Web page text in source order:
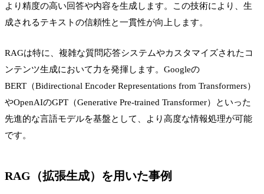
より精度の高い回答や内容を生成します。この技術により、生
成されるテキストの信頼性と一貫性が向上します。
RAGは特に、複雑な質問応答システムやカスタマイズされたコ
ンテンツ生成において力を発揮します。Googleの
BERT（Bidirectional Encoder Representations from Transformers）
やOpenAIのGPT（Generative Pre-trained Transformer）といった
先進的な言語モデルを基盤として、より高度な情報処理が可能
です。
RAG（拡張生成）を用いた事例